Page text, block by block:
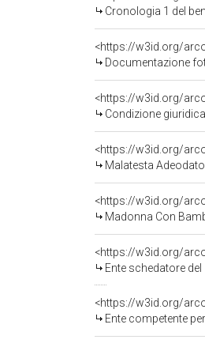
Cronologia 1 del
Documentazione
Condizione
<https://w3id.org/
Malatesta
<https://w3id.org/
Madonna Con
<https://w3id.org/
Ente schedatore del bene
<https://w3id.org/
Ente competente per tutela